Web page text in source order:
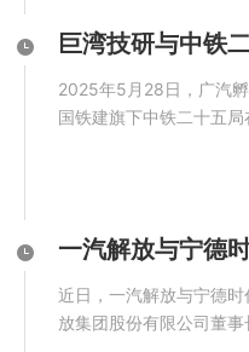
2025年5月28日，广汽
国铁建旗下中铁二十五
近日，一汽解放与宁德
放集团股份有限公司董